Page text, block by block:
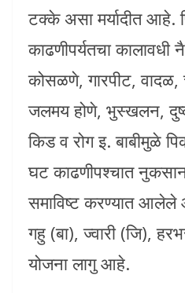
टक्के असा मर्यादीत आहे.
काढणीपर्यतचा
कोसळणे, गारपीट, वादळ,
जलमय होणे, भुस्खलन,
किड व रोग इ. बाबीमुळे
घट काढणीपश्चात
समाविष्ट करण्यात आलेले
गहु (बा), ज्वारी (जि),
योजना लागु आहे.